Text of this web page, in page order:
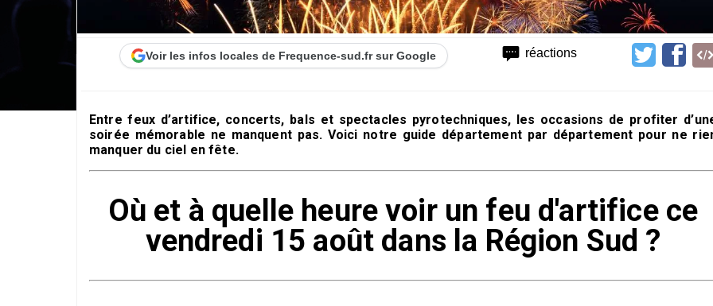
réactions
Voir les infos locales de Frequence-sud.fr sur Google
Entre feux d’artifice, concerts, bals et spectacles pyrotechniques, les occasions de profiter
soirée mémorable ne manquent pas. Voici notre guide département par département pour ne
manquer du ciel en fête.
Où et à quelle heure voir un feu d'artifice ce
vendredi 15 août dans la Région Sud ?